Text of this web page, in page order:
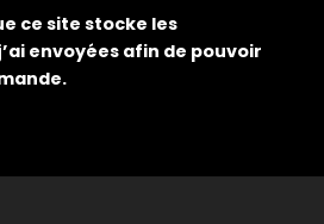
ce site stocke les
envoyées afin de pouvoir